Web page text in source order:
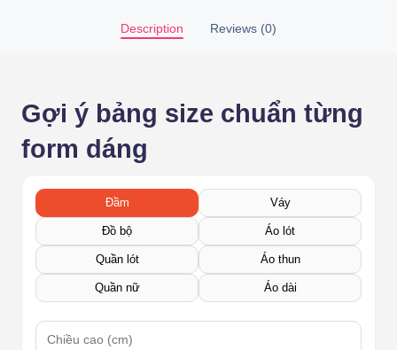
Description Reviews (0)
Gợi ý bảng size chuẩn từng
form dáng
Đầm Váy
Đồ bộ Áo lót
Quần lót Áo thun
Quần nữ Áo dài